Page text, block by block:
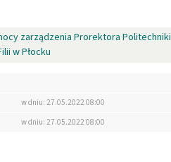
zarządzenia Prorektora Politechniki
w Płocku
w dniu: 27.05.2022 08:00
w dniu: 27.05.2022 08:00